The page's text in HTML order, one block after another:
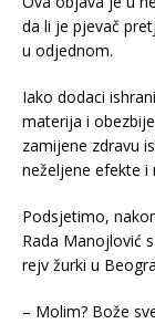
da li je pjevač
u odjednom.
Iako dodaci
materija i
zamijene zdravu
neželjene efekte i
Podsjetimo,
Rada Manojlović
rejv žurki u
– Molim? Bože